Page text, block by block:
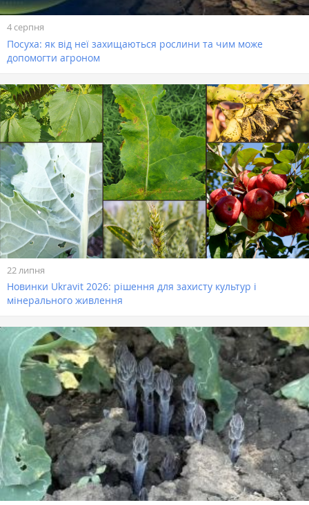
4 серпня
Посуха: як від неї захищаються рослини та чим може
допомогти агроном
22 липня
Новинки Ukravit 2026: рішення для захисту культур і
мінерального живлення